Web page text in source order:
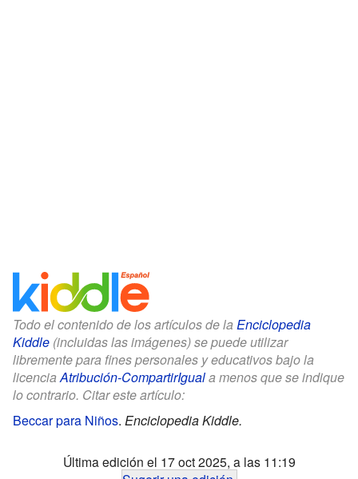
Todo el contenido de los artículos de la Enciclopedia
Kiddle (incluidas las imágenes) se puede utilizar
libremente para fines personales y educativos bajo la
licenciaAtribución-CompartirIguala menos que se indique
lo contrario. Citar este artículo:
Beccar para Niños. Enciclopedia Kiddle.
Última edición el 17 oct 2025, a las 11:19